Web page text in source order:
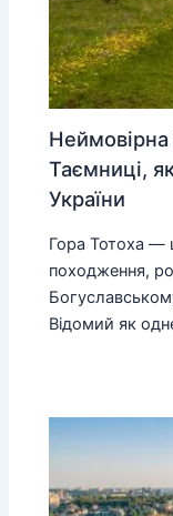
Неймовірна
Таємниці,
України
Гора Тотоха —
походження,
Відомий як